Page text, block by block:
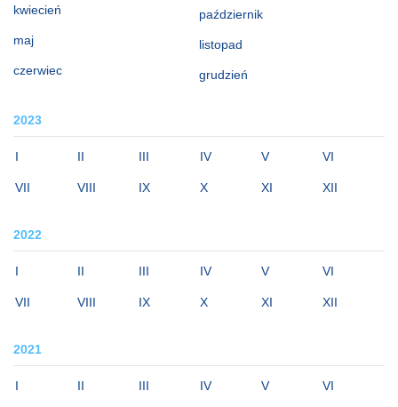
kwiecień
maj
czerwiec
październik
listopad
grudzień
2023
I II III IV V VI
VII VIII IX X XI XII
2022
I II III IV V VI
VII VIII IX X XI XII
2021
I II III IV V VI